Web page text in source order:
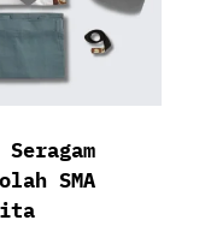
SMA